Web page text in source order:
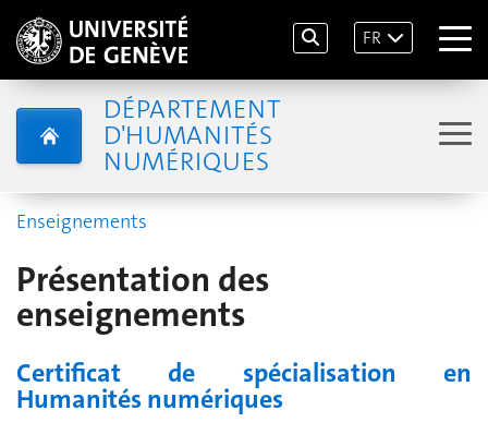
FR
DÉPARTEMENT
D'HUMANITÉS
NUMÉRIQUES
Enseignements
Présentation des
enseignements
Certificat de spécialisation en
Humanités numériques